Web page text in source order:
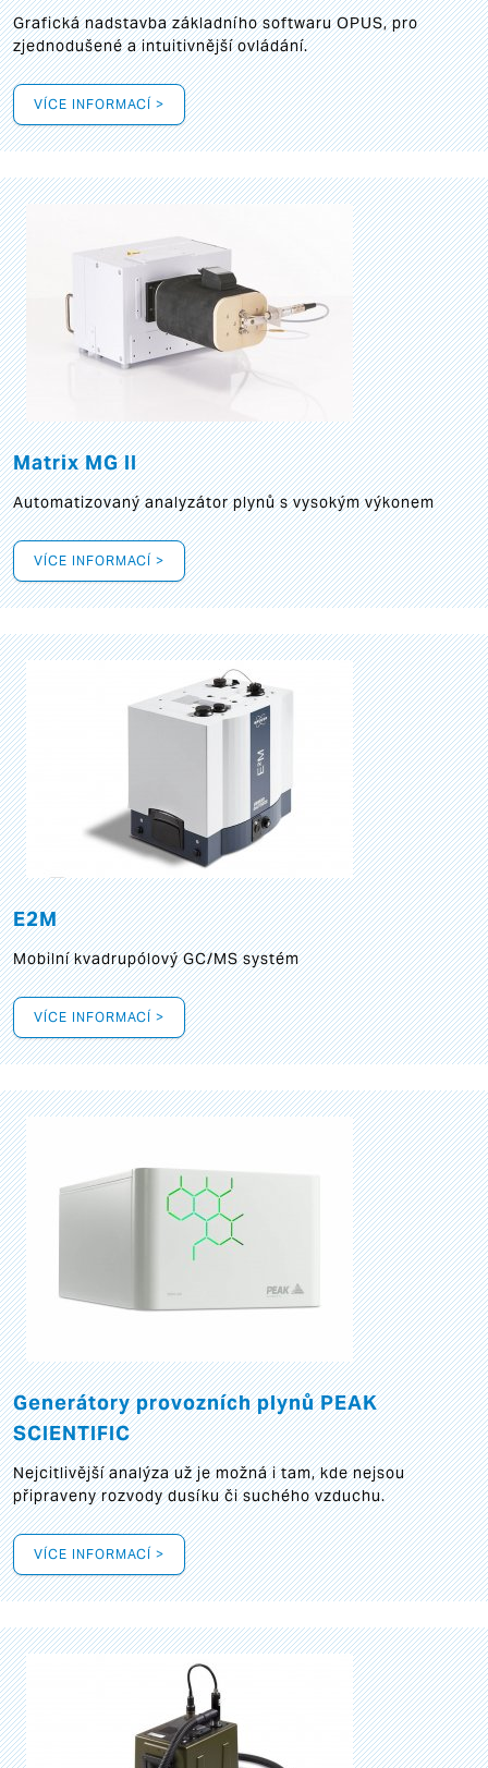
Grafickánadstavba základního softwaru OPUS, pro
zjednodušené a intuitivnější ovládání.
VÍCE INFORMACÍ >
Matrix MG II
Automatizovaný analyzátor plynů s vysokým výkonem
VÍCE INFORMACÍ >
E2M
Mobilní kvadrupólový GC/MS systém
VÍCE INFORMACÍ >
Generátory provozních plynů PEAK
SCIENTIFIC
Nejcitlivější analýza už je možná i tam, kde nejsou
připraveny rozvody dusíku či suchého vzduchu.
VÍCE INFORMACÍ >